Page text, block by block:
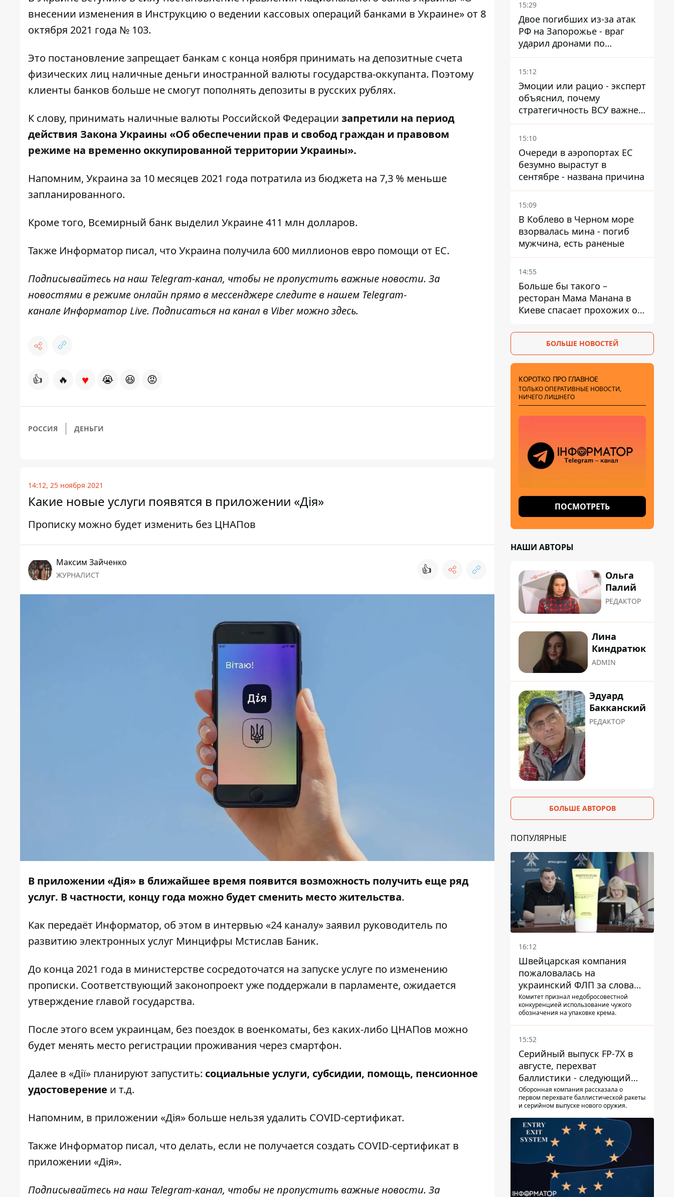
внесении изменения в Инструкцию о ведении кассовых операций банками в Украине» от 8
октября 2021 года № 103.
Это постановление запрещает банкам с конца ноября принимать на депозитные счета
физических лиц наличные деньги иностранной валюты государства-оккупанта. Поэтому
клиенты банков больше не смогут пополнять депозиты в русских рублях.
К слову, принимать наличные валюты Российской Федерации запретили на период
действия Закона Украины «Об обеспечении прав и свобод граждан и правовом
режиме на временно оккупированной территории Украины».
Напомним, Украина за 10 месяцев 2021 года потратила из бюджета на 7,3 % меньше
запланированного.
Кроме того, Всемирный банк выделил Украине 411 млн долларов.
Также Информатор писал, что Украина получила 600 миллионов евро помощи от ЕС.
Подписывайтесь на наш Telegram-канал, чтобы не пропустить важные новости. За
новостями в режиме онлайн прямо в мессенджере следите в нашем Telegram-
канале Информатор Live. Подписаться на канал в Viber можноздесь.
👍 🔥 ♥ 😭 😆 😡
РОССИЯ ДЕНЬГИ
14:12, 25 ноября 2021
Какие новые услуги появятся в приложении «Дія»
Прописку можно будет изменить без ЦНАПов
Максим Зайченко
ЖУРНАЛИСТ 👍
В приложении «Дія» в ближайшее время появится возможность получить еще ряд
услуг. В частности, концу года можно будет сменить место жительства.
Как передаёт Информатор, об этом в интервью «24 каналу» заявил руководитель по
развитию электронных услуг Минцифры Мстислав Баник.
До конца 2021 года в министерстве сосредоточатся на запуске услуге по изменению
прописки. Соответствующий законопроект уже поддержали в парламенте, ожидается
утверждение главой государства.
После этого всем украинцам, без поездок в военкоматы, без каких-либо ЦНАПов можно
будет менять место регистрации проживания через смартфон.
Далее в «Дії» планируют запустить: социальные услуги, субсидии, помощь, пенсионное
удостоверение и т.д.
Напомним, в приложении «Дія» больше нельзя удалить COVID-сертификат.
Также Информатор писал, что делать, если не получается создать COVID-сертификат в
приложении «Дія».
Подписывайтесь на наш Telegram-канал, чтобы не пропустить важные новости. За
15:29
Двое погибших из-за атак
РФ на Запорожье - враг
ударил дронами по
автомобилю и поселку
15:12
Эмоции или рацио - эксперт
объяснил, почему
стратегичность ВСУ важнее
эмоциональных атак РФ
15:10
Очереди в аэропортах ЕС
безумно вырастут в
сентябре - названа причина
15:09
В Коблево в Черном море
взорвалась мина - погиб
мужчина, есть раненые
14:55
Больше бы такого –
ресторан Мама Манана в
Киеве спасает прохожих от
БОЛЬШЕ НОВОСТЕЙ
КОРОТКО ПРО ГЛАВНОЕ
ТОЛЬКО ОПЕРАТИВНЫЕ НОВОСТИ,
НИЧЕГО ЛИШНЕГО
ПОСМОТРЕТЬ
НАШИ АВТОРЫ
Ольга
Палий
РЕДАКТОР
Лина
Киндратюк
ADMIN
Эдуард
Бакканский
РЕДАКТОР
БОЛЬШЕ АВТОРОВ
ПОПУЛЯРНЫЕ
16:12
Швейцарская компания
пожаловалась на
украинский ФЛП за слова
SUN SCRIPTION на упаковке
крема - АМКУ наложил
Комитет признал недобросовестной
конкуренцией использование чужого
обозначения на упаковке крема.
15:52
Серийный выпуск FP-7X в
августе, перехват
баллистики - следующий
этап - Fire Point
конкретизировало планы
Оборонная компания рассказала о
первом перехвате баллистической ракеты
и серийном выпуске нового оружия.